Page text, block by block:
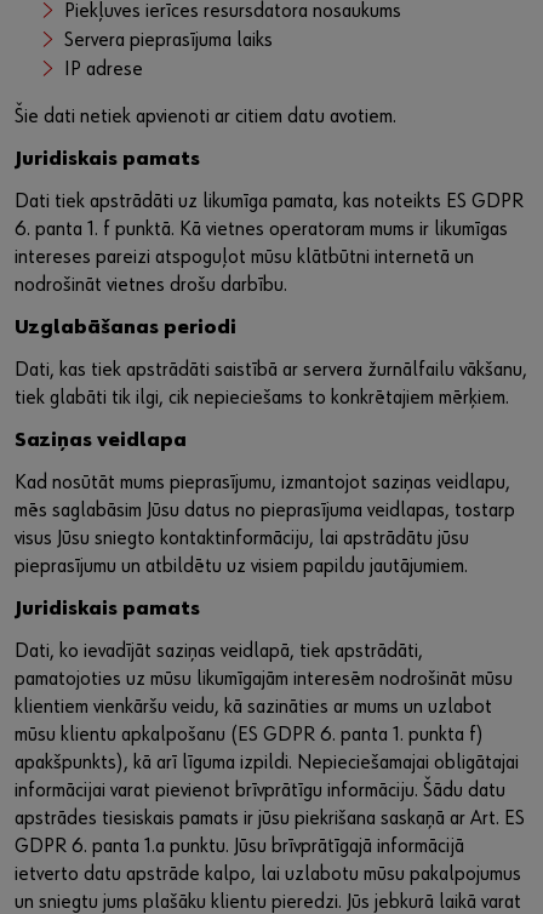
Piekļuves ierīces resursdatora nosaukums
Servera pieprasījuma laiks
IP adrese
Šie dati netiek apvienoti ar citiem datu avotiem.
Juridiskais pamats
Dati tiek apstrādāti uz likumīga pamata, kas noteikts ES GDPR
6. panta 1. f punktā. Kā vietnes operatoram mums ir likumīgas
intereses pareizi atspoguļot mūsu klātbūtni internetā un
nodrošināt vietnes drošu darbību.
Uzglabāšanas periodi
Dati, kas tiek apstrādāti saistībā ar servera žurnālfailu vākšanu,
tiek glabāti tik ilgi, cik nepieciešams to konkrētajiem mērķiem.
Saziņas veidlapa
Kad nosūtāt mums pieprasījumu, izmantojot saziņas veidlapu,
mēs saglabāsim Jūsu datus no pieprasījuma veidlapas, tostarp
visus Jūsu sniegto kontaktinformāciju, lai apstrādātu jūsu
pieprasījumu un atbildētu uz visiem papildu jautājumiem.
Juridiskais pamats
Dati, ko ievadījāt saziņas veidlapā, tiek apstrādāti,
pamatojoties uz mūsu likumīgajām interesēm nodrošināt mūsu
klientiem vienkāršu veidu, kā sazināties ar mums un uzlabot
mūsu klientu apkalpošanu (ES GDPR 6. panta 1. punkta f)
apakšpunkts), kā arī līguma izpildi. Nepieciešamajai obligātajai
informācijai varat pievienot brīvprātīgu informāciju. Šādu datu
apstrādes tiesiskais pamats ir jūsu piekrišana saskaņā ar Art. ES
GDPR 6. panta 1.a punktu. Jūsu brīvprātīgajā informācijā
ietverto datu apstrāde kalpo, lai uzlabotu mūsu pakalpojumus
un sniegtu jums plašāku klientu pieredzi. Jūs jebkurā laikā varat